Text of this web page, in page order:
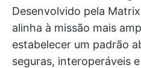
Desenvolvido pela
alinha à missão mais
estabelecer um padrão
seguras, interoperáveis